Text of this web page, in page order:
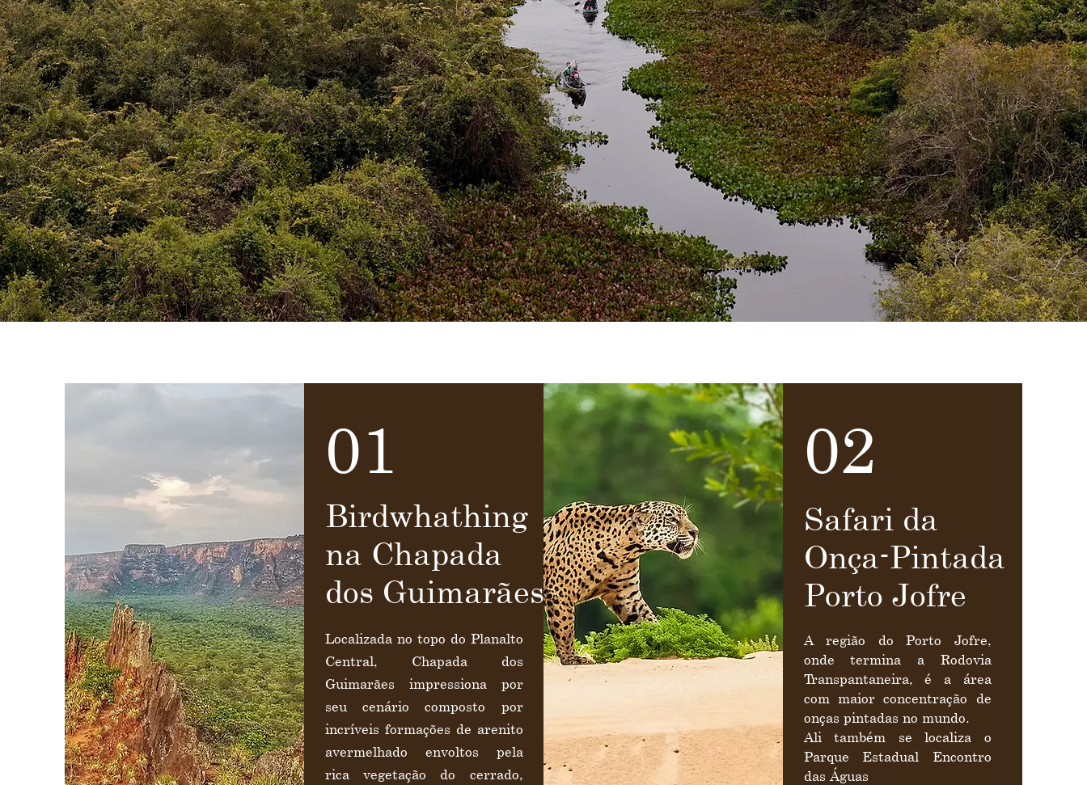
01
Birdwhathing
na Chapada
dos Guimarães
​Localizada no topo do Planalto
Central, Chapada dos
Guimarães impressiona por
seu cenário composto por
incríveis formações de arenito
avermelhado envoltos pela
rica vegetação do cerrado,
02
Safari da
Onça-Pintada
Porto Jofre
A região do Porto Jofre,
onde termina a Rodovia
Transpantaneira, é a área
com maior concentração de
onças pintadas no mundo.
Ali também se localiza o
Parque Estadual Encontro
das Águas